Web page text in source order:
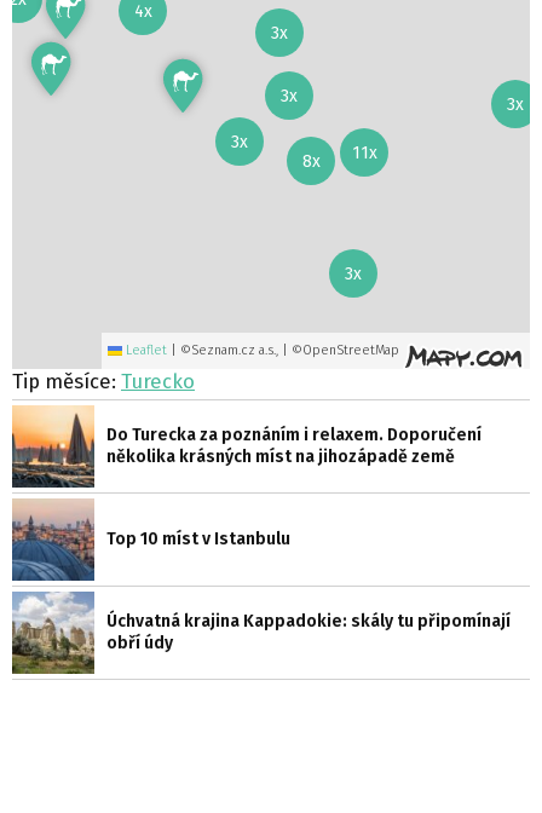
4x
3x
3x
3x
3x
3x
11x
8x
Leaflet ©Seznam.cz a.s., | ©OpenStreetMap
Tip měsíce: Turecko
Do Turecka za poznáním i relaxem. Doporučení
několika krásných míst na jihozápadě země
Top 10 míst v Istanbulu
Úchvatná krajina Kappadokie: skály tu připomínají
obří údy